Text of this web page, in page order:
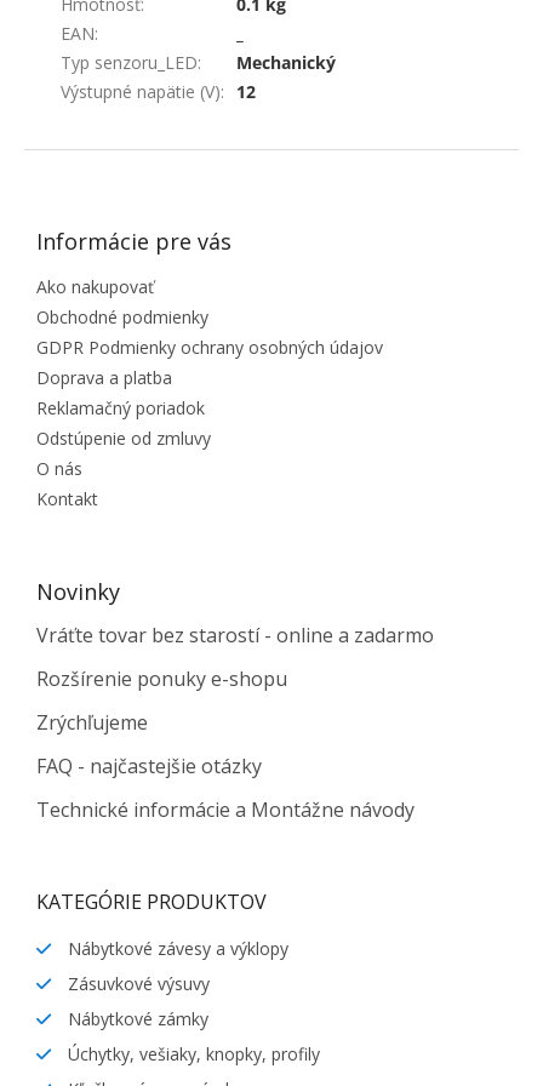
EAN:
Typ senzoru_LED:
Mechanický
Výstupné napätie (V): 12
ZÁPÄTIE
Informácie pre vás
Ako nakupovať
Obchodné podmienky
GDPR Podmienky ochrany osobných údajov
Doprava a platba
Reklamačný poriadok
Odstúpenie od zmluvy
O nás
Kontakt
Novinky
Vráťte tovar bez starostí - online a zadarmo
Rozšírenie ponuky e-shopu
Zrýchľujeme
FAQ - najčastejšie otázky
Technické informácie a Montážne návody
KATEGÓRIE PRODUKTOV
Nábytkové závesy a výklopy
Zásuvkové výsuvy
Nábytkové zámky
Úchytky, vešiaky, knopky, profily